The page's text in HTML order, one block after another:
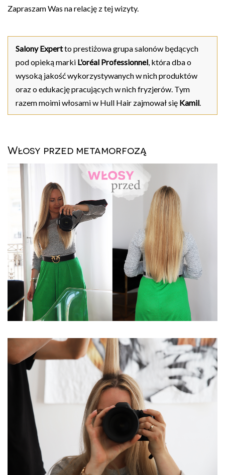
Zapraszam Was na relację z tej wizyty.
Salony Expertto prestiżowa grupa salonów będących
pod opieką marki L'oréal Professionnel, która dba o
wysoką jakość wykorzystywanych w nich produktów
oraz o edukację pracujących w nich fryzjerów. Tym
razem moimi włosami w Hull Hair zajmował się Kamil.
Włosy przed metamorfozą